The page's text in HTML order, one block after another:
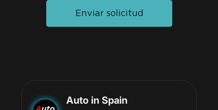
Enviar solicitud
Auto in Spain